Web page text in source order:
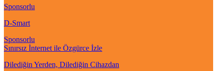
Sponsorlu
D-Smart
Sponsorlu
Sınırsız İnternet ile Özgürce İzle
Dilediğin Yerden, Dilediğin Cihazdan